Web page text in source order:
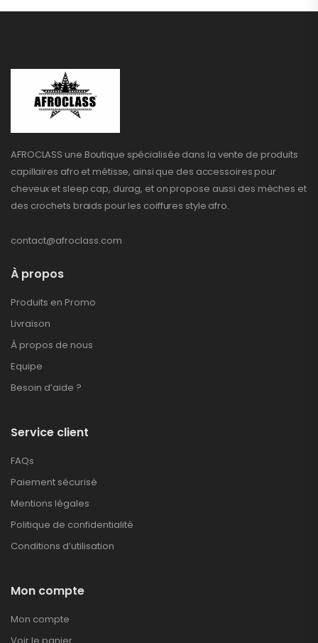
AFROCLASS une Boutique spécialisée dans la vente de produits
capillaires afro et métisse, ainsi que des accessoires pour
cheveux et sleep cap, durag, et on propose aussi des mèches et
des crochets braids pour les coiffures style afro.
contact@afroclass.com
À propos
Produits en Promo
Livraison
À propos de nous
Equipe
Besoin d’aide ?
Service client
FAQs
Paiement sécurisé
Mentions légales
Politique de confidentialité
Conditions d’utilisation
Mon compte
Mon compte